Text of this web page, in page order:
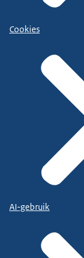
Cookies
AI-gebruik